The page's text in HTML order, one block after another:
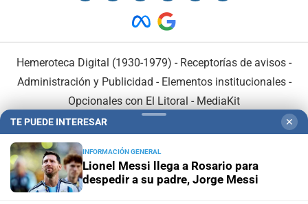
Hemeroteca Digital (1930-1979) - Receptorías de avisos -
Administración y Publicidad - Elementos institucionales-
Opcionales con El Litoral - MediaKit
TE PUEDE INTERESAR ✕
INFORMACIÓN GENERAL
Lionel Messi llega a Rosario para
despedir a su padre, Jorge Messi